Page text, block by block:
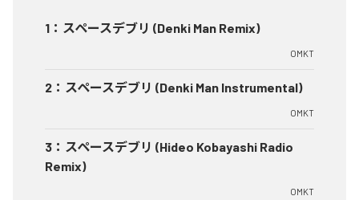
1 ： スペースデブリ (Denki Man Remix)
OMKT
2 ： スペースデブリ (Denki Man Instrumental)
OMKT
3 ： スペースデブリ (Hideo Kobayashi Radio
Remix)
OMKT